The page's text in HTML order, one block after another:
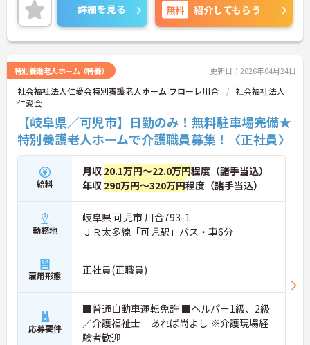
詳細を見る 無料 紹介してもらう
特別養護老人ホーム（特養） 更新日：2026年04月24日
社会福祉法人仁愛会特別養護老人ホーム フローレ川合
社会福祉法人
仁愛会
【岐阜県／可児市】日勤のみ！無料駐車場完備★
特別養護老人ホームで介護職員募集！〈正社員〉
給料
月収 20.1万円～22.0万円程度（諸手当込）
年収 290万円～320万円程度（諸手当込）
勤務地
岐阜県 可児市 川合793-1
ＪＲ太多線「可児駅」バス・車6分
雇用形態 正社員(正職員)
応募要件
■普通自動車運転免許 ■ヘルパー1級、2級
／介護福祉士 あれば尚よし ※介護現場経
験者歓迎